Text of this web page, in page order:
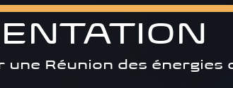
Réunion des énergies